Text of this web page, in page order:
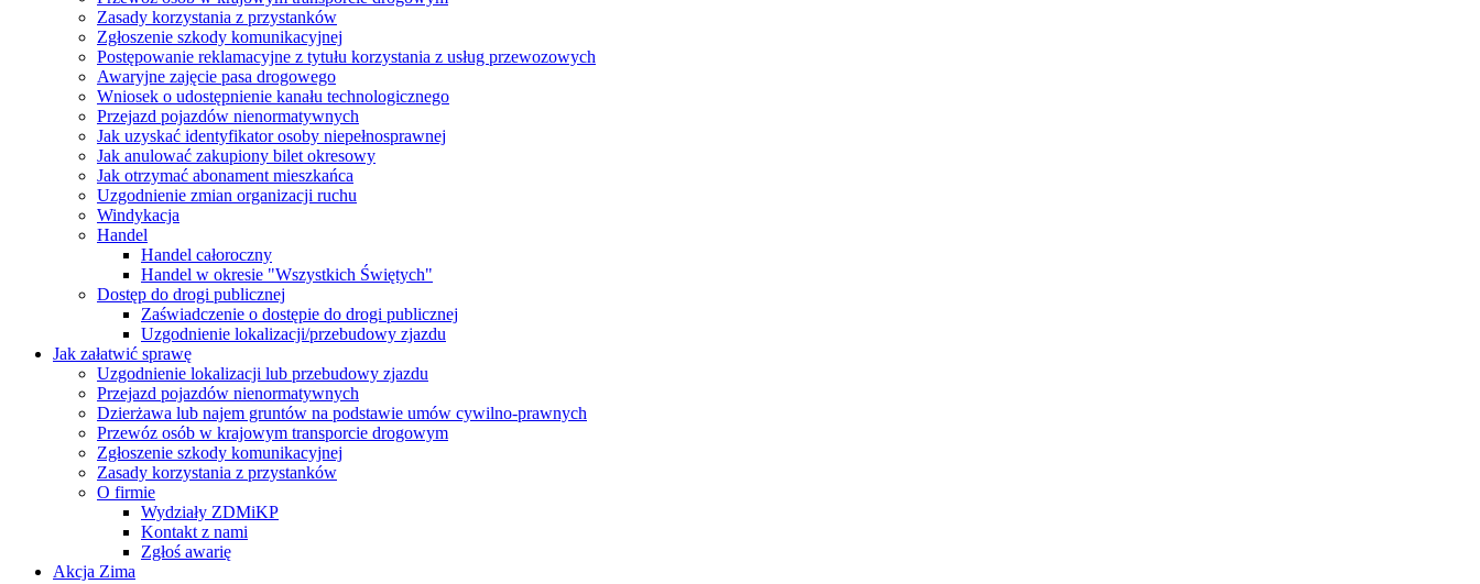
Zasady korzystania z przystanków
Zgłoszenie szkody komunikacyjnej
Postępowanie reklamacyjne z tytułu korzystania z usług przewozowych
Awaryjne zajęcie pasa drogowego
Wniosek o udostępnienie kanału technologicznego
Przejazd pojazdów nienormatywnych
Jak uzyskać identyfikator osoby niepełnosprawnej
Jak anulować zakupiony bilet okresowy
Jak otrzymać abonament mieszkańca
Uzgodnienie zmian organizacji ruchu
Windykacja
Handel
Handel całoroczny
Handel w okresie "Wszystkich Świętych"
Dostęp do drogi publicznej
Zaświadczenie o dostępie do drogi publicznej
Uzgodnienie lokalizacji/przebudowy zjazdu
Jak załatwić sprawę
Uzgodnienie lokalizacji lub przebudowy zjazdu
Przejazd pojazdów nienormatywnych
Dzierżawa lub najem gruntów na podstawie umów cywilno-prawnych
Przewóz osób w krajowym transporcie drogowym
Zgłoszenie szkody komunikacyjnej
Zasady korzystania z przystanków
O firmie
Wydziały ZDMiKP
Kontakt z nami
Zgłoś awarię
Akcja Zima